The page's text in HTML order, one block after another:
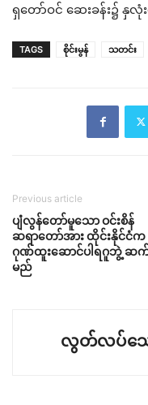
ရှတော်ဝင် ဆေးခန်း၌ နှလုံ
TAGS စိုင်းမွန် သတင်း
Previous article
ပျံလွန်တော်မူသော ဝင်းစိန်
ဆရာတော်အား ထိုင်းနိုင်ငံက
ဂုဏ်ထူးဆောင်ပါရဂူဘွဲ့ ဆ
မည်
လွတ်လပ်သေ